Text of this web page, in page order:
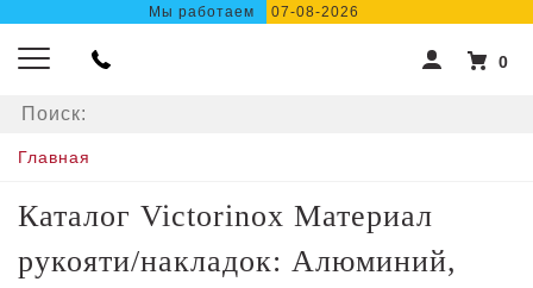
Мы работаем 07-08-2026
0
Главная
Каталог Victorinox Материал
рукояти/накладок: Алюминий,